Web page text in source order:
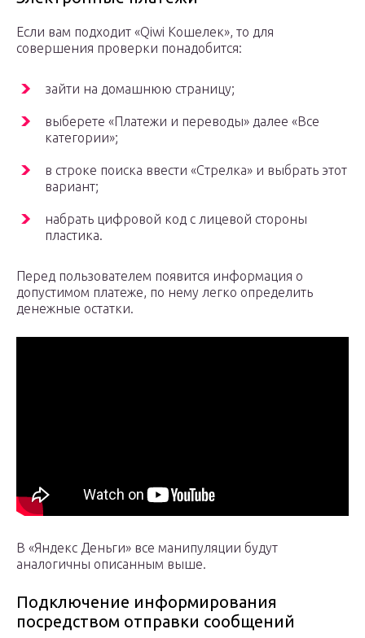
Если вам подходит «Qiwi Кошелек», то для
совершения проверки понадобится:
зайти на домашнюю страницу;
выберете «Платежи и переводы» далее «Все
категории»;
в строке поиска ввести «Стрелка» и выбрать этот
вариант;
набрать цифровой код с лицевой стороны
пластика.
Перед пользователем появится информация о
допустимом платеже, по нему легко определить
денежные остатки.
В «Яндекс Деньги» все манипуляции будут
аналогичны описанным выше.
Подключение информирования
посредством отправки сообщений